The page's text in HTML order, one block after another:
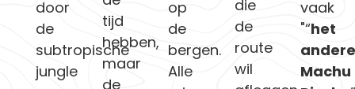
door
de
subtropische
jungle
tijd
hebben,
maar
de
op
de
bergen.
Alle
die
de
route
wil
vaak
"“het
Machu